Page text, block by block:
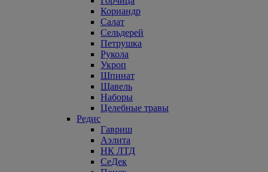
Кориандр
Салат
Сельдерей
Петрушка
Рукола
Укроп
Шпинат
Щавель
Наборы
Целебные травы
Редис
Гавриш
Аэлита
НК ЛТД
СеДек